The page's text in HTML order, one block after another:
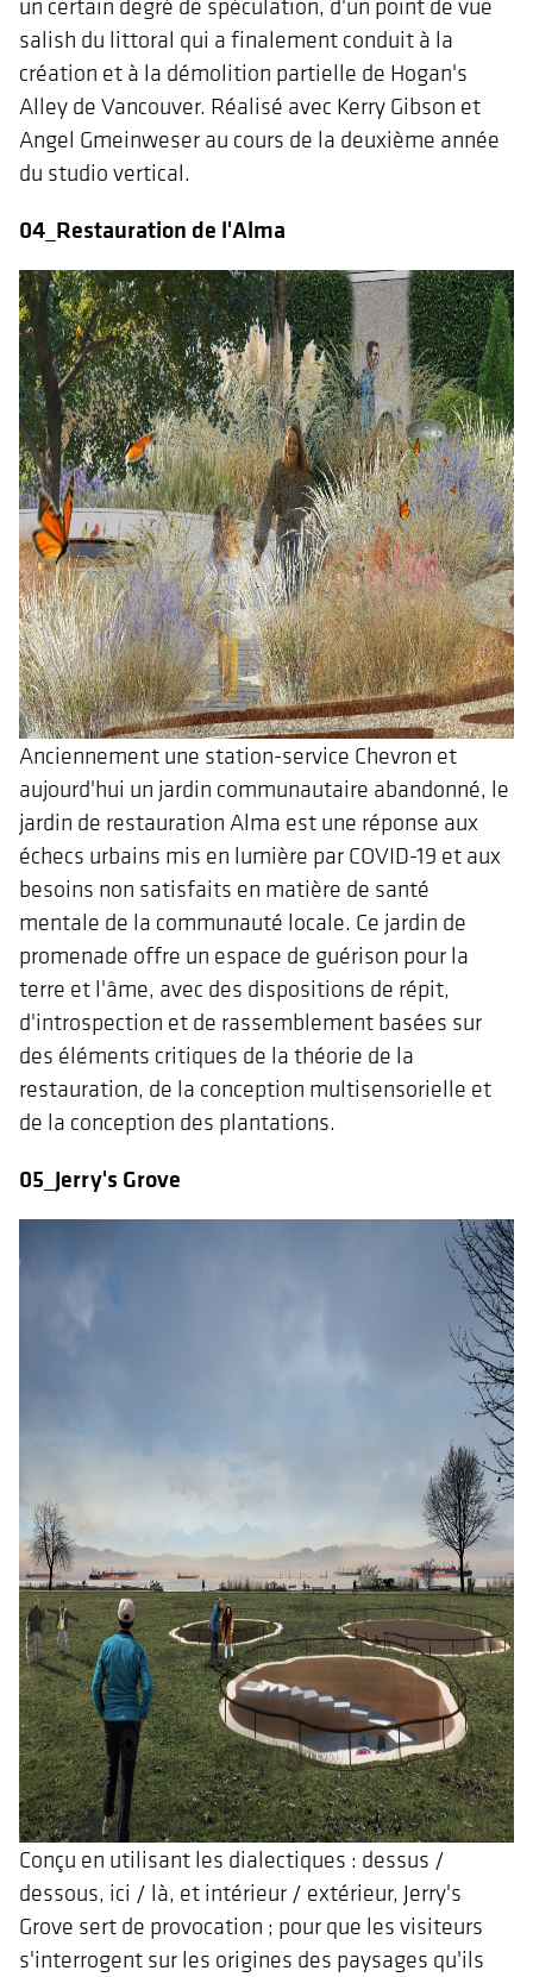
salish du littoral qui a finalement conduit à la
création et à la démolition partielle de Hogan's
Alley de Vancouver. Réalisé avec Kerry Gibson et
Angel Gmeinweser au cours de la deuxième année
du studio vertical.
04_Restauration de l'Alma
Anciennement une station-service Chevron et
aujourd'hui un jardin communautaire abandonné, le
jardin de restauration Alma est une réponse aux
échecs urbains mis en lumière par COVID-19 et aux
besoins non satisfaits en matière de santé
mentale de la communauté locale. Ce jardin de
promenade offre un espace de guérison pour la
terre et l'âme, avec des dispositions de répit,
d'introspection et de rassemblement basées sur
des éléments critiques de la théorie de la
restauration, de la conception multisensorielle et
de la conception des plantations.
05_Jerry's Grove
Conçu en utilisant les dialectiques : dessus /
dessous, ici / là, et intérieur / extérieur, Jerry's
Grove sert de provocation ; pour que les visiteurs
s'interrogent sur les origines des paysages qu'ils